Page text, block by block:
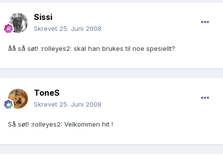
Sissi
Skrevet 25. Juni 2008
åå så søt! :rolleyes2: skal han brukes til noe spesiellt?
ToneS
Skrevet 25. Juni 2008
Så søt! :rolleyes2: Velkommen hit !